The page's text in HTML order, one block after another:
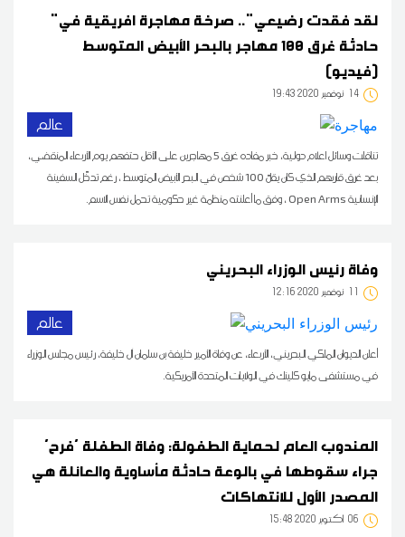
"لقد فقدت رضيعي".. صرخة مهاجرة افريقية في
حادثة غرق 100 مهاجر بالبحر الأبيض المتوسط
(فيديو)
14 19:43 2020 نوفمبر
عالم
تناقلت وسائل اعلام دولية، خبر مفاده غرق 5 مهاجرين على الأقل حتفهم يوم الأربعاء المنقضي،
بعد غرق قاربهم الذي كان يقلّ 100 شخص في البحر الأبيض المتوسط ، رغم تدخّل السفينة
الإنسانية Open Arms ، وفق ما أعلنته منظمة غير حكومية تحمل نفس الاسم.
وفاة رئيس الوزراء البحريني
11 12:16 2020 نوفمبر
عالم
أعلن الديوان الملكي البحريني، الأربعاء، عن وفاة الأمير خليفة بن سلمان آل خليفة، رئيس مجلس الوزراء
في مستشفى مايو كلينك في الولايات المتحدة الأمريكية.
المندوب العام لحماية الطفولة: وفاة الطفلة 'فرح'
جراء سقوطها في بالوعة حادثة مأساوية والعائلة هي
المصدر الأول للانتهاكات
06 15:48 2020 أكتوبر